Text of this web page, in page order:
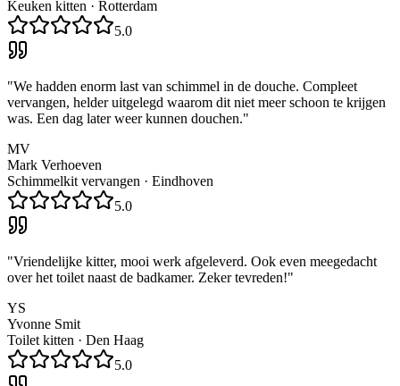
Keuken kitten · Rotterdam
5.0
"We hadden enorm last van schimmel in de douche. Compleet
vervangen, helder uitgelegd waarom dit niet meer schoon te krijgen
was. Een dag later weer kunnen douchen."
MV
Mark Verhoeven
Schimmelkit vervangen · Eindhoven
5.0
"Vriendelijke kitter, mooi werk afgeleverd. Ook even meegedacht
over het toilet naast de badkamer. Zeker tevreden!"
YS
Yvonne Smit
Toilet kitten · Den Haag
5.0